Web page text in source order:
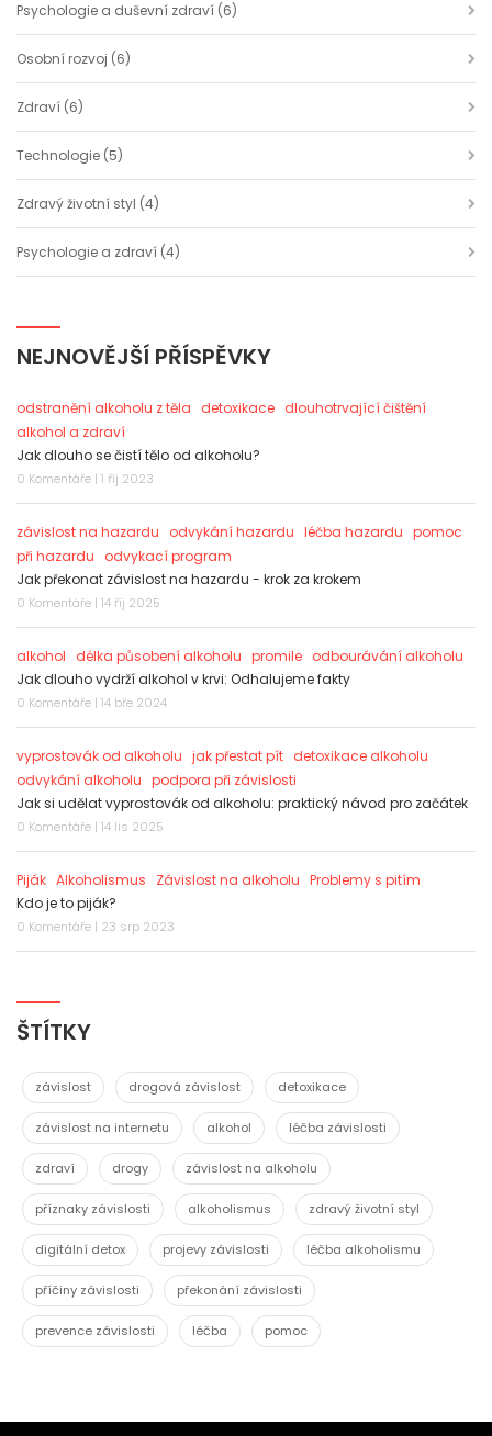
Psychologie a duševní zdraví (6)
Osobní rozvoj (6)
Zdraví (6)
Technologie (5)
Zdravý životní styl (4)
Psychologie a zdraví (4)
NEJNOVĚJŠÍ PŘÍSPĚVKY
odstranění alkoholu z těla detoxikace dlouhotrvající čištění
alkohol a zdraví
Jak dlouho se čistí tělo od alkoholu?
0 Komentáře | 1 říj 2023
závislost na hazardu odvykání hazardu léčba hazardu pomoc
při hazardu
odvykací program
Jak překonat závislost na hazardu - krok za krokem
0 Komentáře | 14 říj 2025
alkohol délka působení alkoholu promile odbourávání alkoholu
Jak dlouho vydrží alkohol v krvi: Odhalujeme fakty
0 Komentáře | 14 bře 2024
vyprostovák od alkoholu jak přestat pít detoxikace alkoholu
odvykání alkoholu podpora při závislosti
Jak si udělat vyprostovák od alkoholu: praktický návod pro začátek
0 Komentáře | 14 lis 2025
Piják Alkoholismus Závislost na alkoholu Problemy s pitím
Kdo je to piják?
0 Komentáře | 23 srp 2023
ŠTÍTKY
závislost drogová závislost detoxikace
závislost na internetu alkohol léčba závislosti
zdraví drogy závislost na alkoholu
příznaky závislosti alkoholismus zdravý životní styl
digitální detox projevy závislosti léčba alkoholismu
příčiny závislosti překonání závislosti
prevence závislosti léčba pomoc